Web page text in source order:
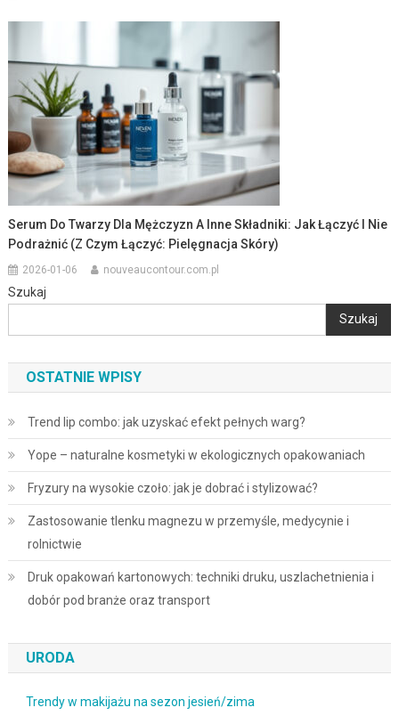
Serum Do Twarzy Dla Mężczyzn A Inne Składniki: Jak Łączyć I Nie
Podrażnić (z Czym Łączyć: Pielęgnacja Skóry)
2026-01-06 nouveaucontour.com.pl
Szukaj
Szukaj
OSTATNIE WPISY
Trend lip combo: jak uzyskać efekt pełnych warg?
Yope – naturalne kosmetyki w ekologicznych opakowaniach
Fryzury na wysokie czoło: jak je dobrać i stylizować?
Zastosowanie tlenku magnezu w przemyśle, medycynie i
rolnictwie
Druk opakowań kartonowych: techniki druku, uszlachetnienia i
dobór pod branże oraz transport
URODA
Trendy w makijażu na sezon jesień/zima